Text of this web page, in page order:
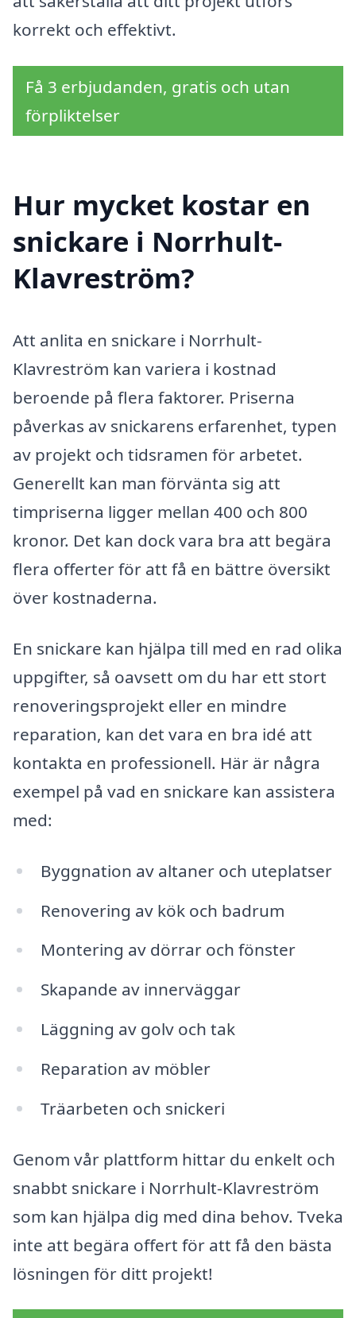
korrekt och effektivt.
Få 3 erbjudanden, gratis och utan
förpliktelser
Hur mycket kostar en
snickare i Norrhult-
Klavreström?
Att anlita en snickare i Norrhult-
Klavreström kan variera i kostnad
beroende på flera faktorer. Priserna
påverkas av snickarens erfarenhet, typen
av projekt och tidsramen för arbetet.
Generellt kan man förvänta sig att
timpriserna ligger mellan 400 och 800
kronor. Det kan dock vara bra att begära
flera offerter för att få en bättre översikt
över kostnaderna.
En snickare kan hjälpa till med en rad olika
uppgifter, så oavsett om du har ett stort
renoveringsprojekt eller en mindre
reparation, kan det vara en bra idé att
kontakta en professionell. Här är några
exempel på vad en snickare kan assistera
med:
Byggnation av altaner och uteplatser
Renovering av kök och badrum
Montering av dörrar och fönster
Skapande av innerväggar
Läggning av golv och tak
Reparation av möbler
Träarbeten och snickeri
Genom vår plattform hittar du enkelt och
snabbt snickare i Norrhult-Klavreström
som kan hjälpa dig med dina behov. Tveka
inte att begära offert för att få den bästa
lösningen för ditt projekt!